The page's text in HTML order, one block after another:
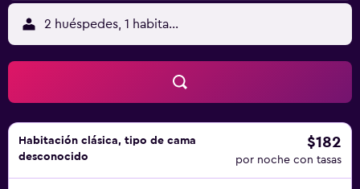
2 huéspedes, 1 habitación
Habitación clásica, tipo de cama
desconocido
$182
por noche con tasas